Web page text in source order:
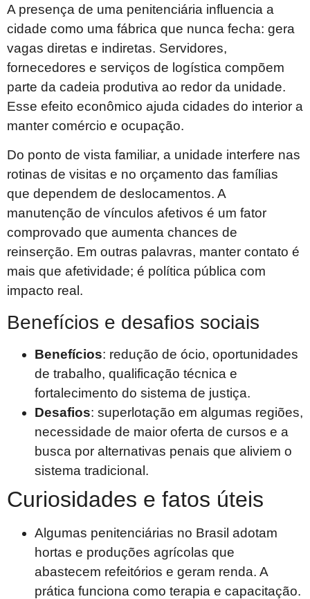
A presença de uma penitenciária influencia a
cidade como uma fábrica que nunca fecha: gera
vagas diretas e indiretas. Servidores,
fornecedores e serviços de logística compõem
parte da cadeia produtiva ao redor da unidade.
Esse efeito econômico ajuda cidades do interior a
manter comércio e ocupação.
Do ponto de vista familiar, a unidade interfere nas
rotinas de visitas e no orçamento das famílias
que dependem de deslocamentos. A
manutenção de vínculos afetivos é um fator
comprovado que aumenta chances de
reinserção. Em outras palavras, manter contato é
mais que afetividade; é política pública com
impacto real.
Benefícios e desafios sociais
Benefícios: redução de ócio, oportunidades
de trabalho, qualificação técnica e
fortalecimento do sistema de justiça.
Desafios: superlotação em algumas regiões,
necessidade de maior oferta de cursos e a
busca por alternativas penais que aliviem o
sistema tradicional.
Curiosidades e fatos úteis
Algumas penitenciárias no Brasil adotam
hortas e produções agrícolas que
abastecem refeitórios e geram renda. A
prática funciona como terapia e capacitação.